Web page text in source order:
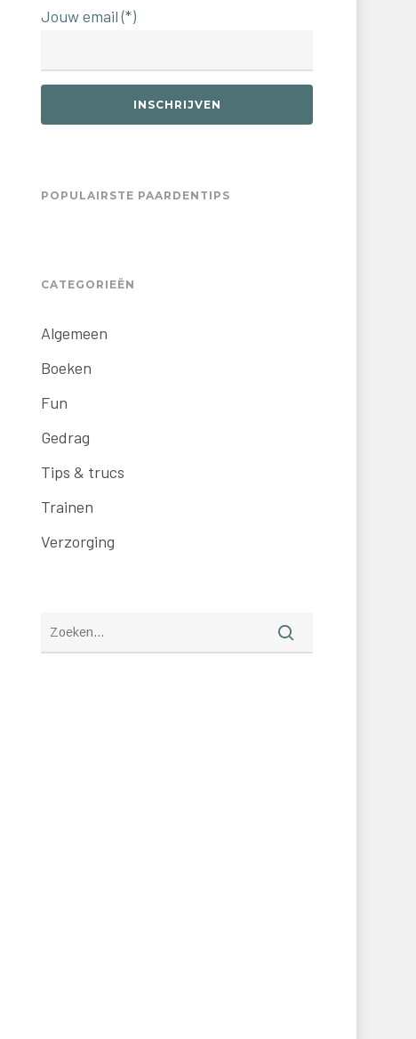
Jouw email (*)
INSCHRIJVEN
POPULAIRSTE PAARDENTIPS
CATEGORIEËN
Algemeen
Boeken
Fun
Gedrag
Tips & trucs
Trainen
Verzorging